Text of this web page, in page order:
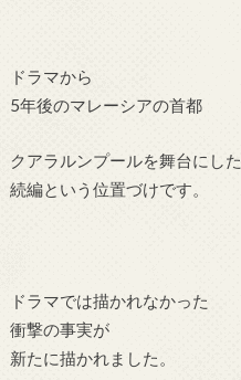
ドラマから
5年後のマレーシアの首都
クアラルンプールを舞台にした
続編という位置づけです。
ドラマでは描かれなかった
衝撃の事実が
新たに描かれました。